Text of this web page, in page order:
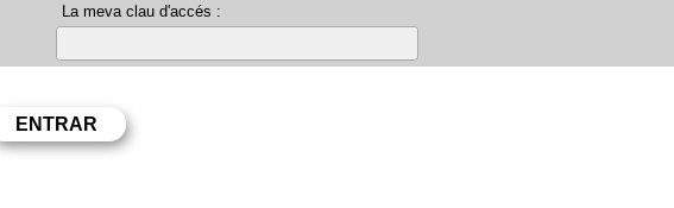
La meva clau d'accés :